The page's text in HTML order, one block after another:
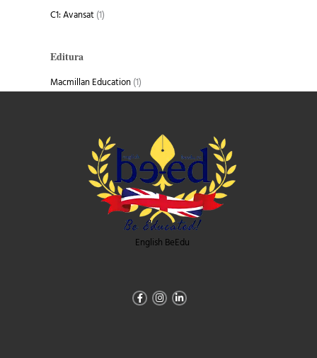
C1: Avansat (1)
Editura
Macmillan Education (1)
English BeEdu